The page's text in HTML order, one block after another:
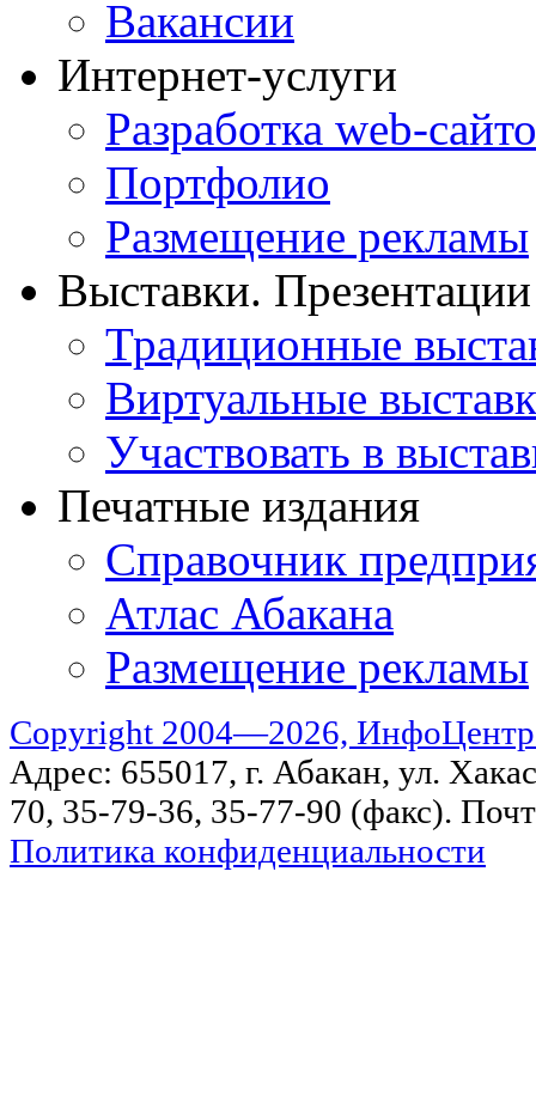
Вакансии
Интернет-услуги
Разработка web-
Портфолио
Размещение рекламы
Выставки. Презентации
Традиционные
Виртуальные
Участвовать в
Печатные издания
Справочник
Атлас Абакана
Размещение рекламы
Copyright 2004—2026,
Адрес: 655017, г. Абакан, ул.
70, 35-79-36, 35-77-90 (факс).
Политика конфиденциальности